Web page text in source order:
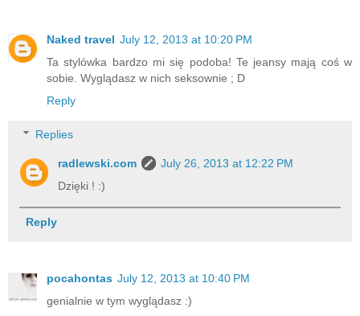
Naked travel July 12, 2013 at 10:20 PM
Ta stylówka bardzo mi się podoba! Te jeansy mają coś w
sobie. Wyglądasz w nich seksownie ; D
Reply
Replies
radlewski.com
July 26, 2013 at 12:22 PM
Dzięki ! :)
Reply
pocahontas July 12, 2013 at 10:40 PM
genialnie w tym wyglądasz :)